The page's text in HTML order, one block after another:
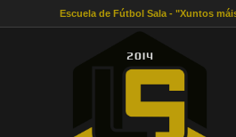
Escuela de Fútbol Sala - "Xuntos